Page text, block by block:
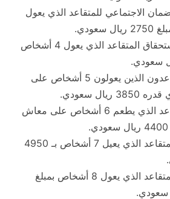
الاجتماعي للمتقاعد الذي يعول
تقدر قيمة استحقاق المتقاعد الذي يعول 4 أشخاص
يحصل المتقاعدون الذين يعولون 5 أشخاص على
سعودي.
يحصل المتقاعد الذي يطعم 6 أشخاص على معاش
يقدر راتب المتقاعد الذي يعيل 7 أشخاص بـ 4950
يقدر راتب المتقاعد الذي يعول 8 أشخاص بمبلغ